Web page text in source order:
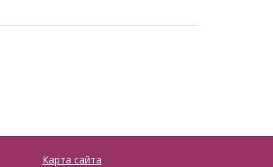
Карта сайта